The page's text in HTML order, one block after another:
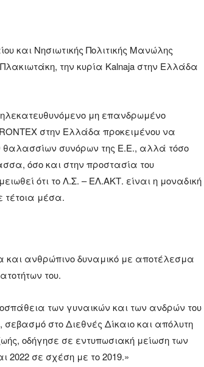
και Νησιωτικής Πολιτικής Μανώλης
την κυρία Kalnaja στην Ελλάδα
μη επανδρωμένο
στην Ελλάδα προκειμένου να
θαλασσίων συνόρων της Ε.Ε., αλλά τόσο
όσο και στην προστασία του
ότι το Λ.Σ. – ΕΛ.ΑΚΤ. είναι η μοναδική
τέτοια μέσα.
και ανθρώπινο δυναμικό με αποτέλεσμα
του.
των γυναικών και των ανδρών του
σεβασμό στο Διεθνές Δίκαιο και απόλυτη
οδήγησε σε εντυπωσιακή μείωση των
2022 σε σχέση με το 2019.»